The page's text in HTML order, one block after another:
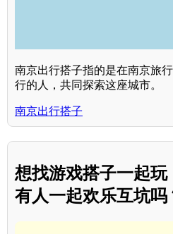
南京出行搭子指的是在南京旅
行的人，共同探索这座城市。
南京出行搭子
想找游戏搭子一起玩
有人一起欢乐互坑吗